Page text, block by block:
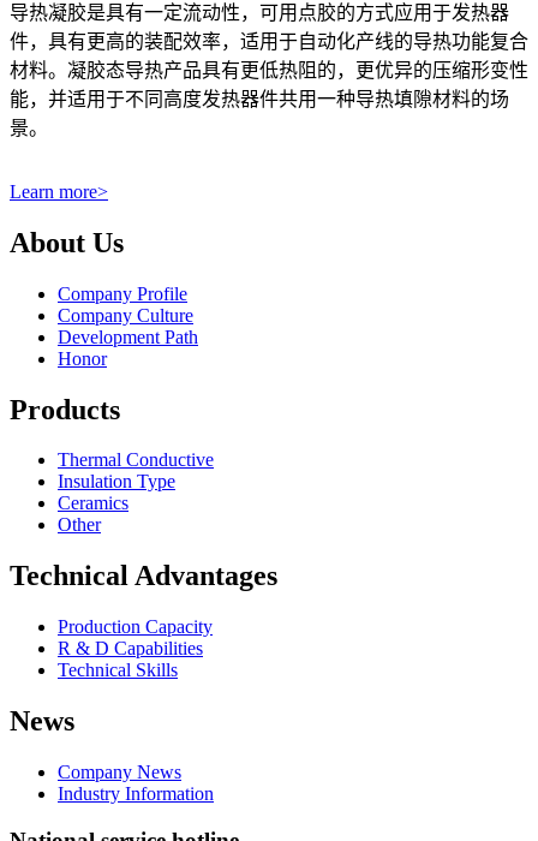
导热凝胶是具有一定流动性，可用点胶的方式应用于发热器
件，具有更高的装配效率，适用于自动化产线的导热功能复合
材料。凝胶态导热产品具有更低热阻的，更优异的压缩形变性
能，并适用于不同高度发热器件共用一种导热填隙材料的场
景。
Learn more>
About Us
Company Profile
Company Culture
Development Path
Honor
Products
Thermal Conductive
Insulation Type
Ceramics
Other
Technical Advantages
Production Capacity
R & D Capabilities
Technical Skills
News
Company News
Industry Information